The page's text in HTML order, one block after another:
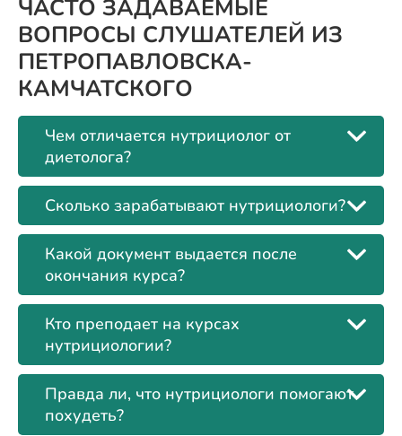
ЧАСТО ЗАДАВАЕМЫЕ
ВОПРОСЫ СЛУШАТЕЛЕЙ ИЗ
ПЕТРОПАВЛОВСКА-
КАМЧАТСКОГО
Чем отличается нутрициолог от
диетолога?
Сколько зарабатывают нутрициологи?
Какой документ выдается после
окончания курса?
Кто преподает на курсах
нутрициологии?
Правда ли, что нутрициологи помогают
похудеть?